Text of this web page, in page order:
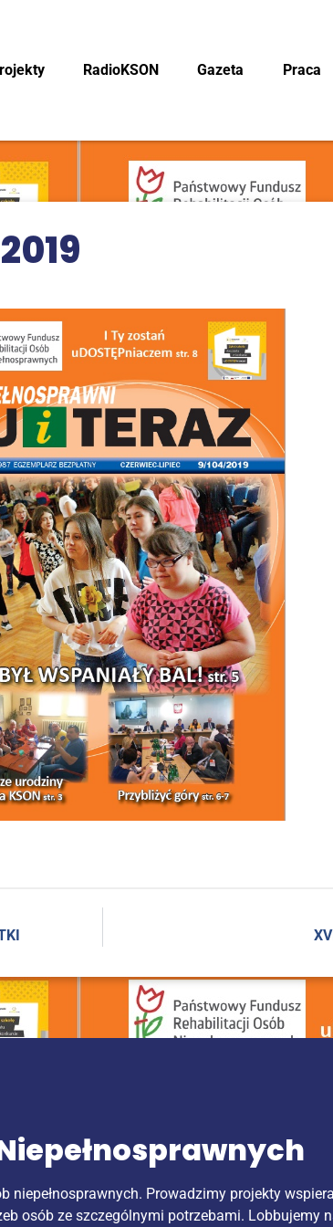
RadioK­SON Gaze­ta Pra­ca
Prowadzimy projekty
osób ze szczególnymi potrzebami. Lobbujemy